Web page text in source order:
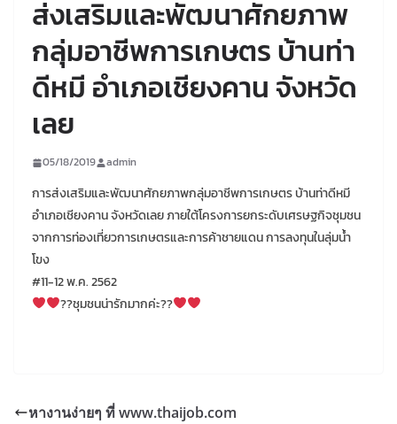
ส่งเสริมและพัฒนาศักยภาพ
กลุ่มอาชีพการเกษตร บ้านท่า
ดีหมี อำเภอเชียงคาน จังหวัด
เลย
05/18/2019 admin
การส่งเสริมและพัฒนาศักยภาพกลุ่มอาชีพการเกษตร บ้านท่าดีหมี
อำเภอเชียงคาน จังหวัดเลย ภายใต้โครงการยกระดับเศรษฐกิจชุมชน
จากการท่องเที่ยวการเกษตรและการค้าชายแดน การลงทุนในลุ่มน้ำ
โขง
#11-12 พ.ค. 2562
??ชุมชนน่ารักมากค่ะ??
หางานง่ายๆ ที่ www.thaijob.com